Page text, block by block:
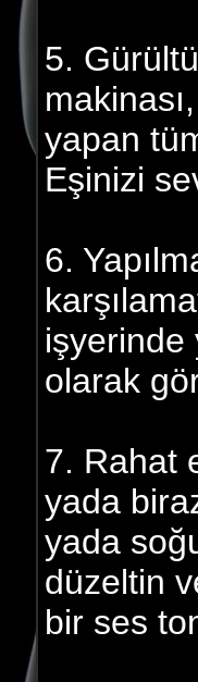
5.
yapan
Eşinizi
6.
işyerinde
olarak
7. Rahat
yada
yada
düzeltin
bir ses